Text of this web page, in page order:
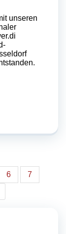
unseren
6
7